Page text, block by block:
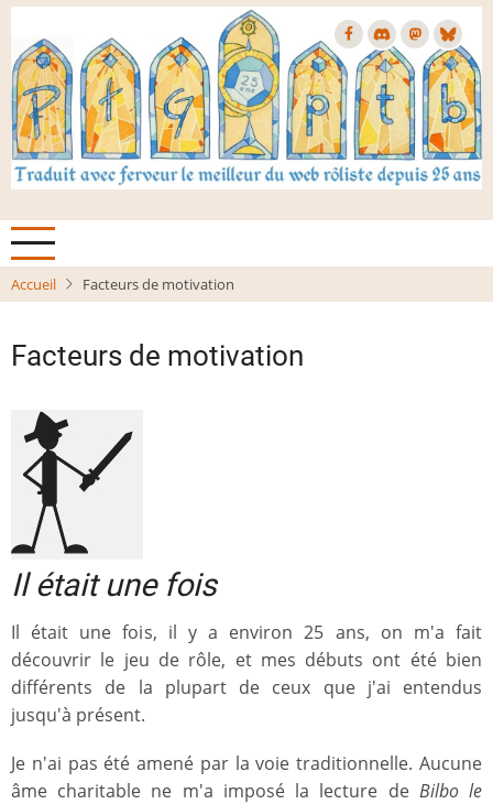
Aller
contenu
principal
Accueil Facteurs de motivation
Facteurs de motivation
Il était une fois
Il était une fois, il y a environ 25 ans, on m'a fait
découvrir le jeu de rôle, et mes débuts ont été bien
différents de la plupart de ceux que j'ai entendus
jusqu'à présent.
Je n'ai pas été amené par la voie traditionnelle. Aucune
âme charitable ne m'a imposé la lecture deBilbo le